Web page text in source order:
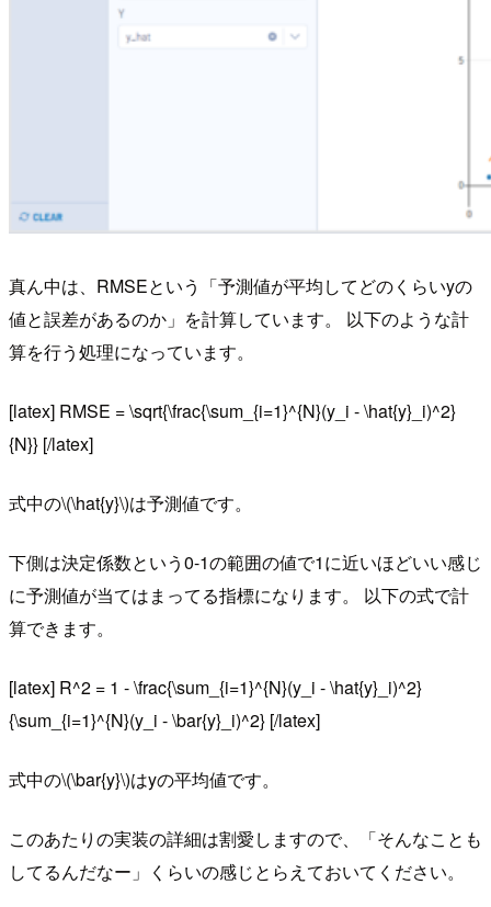
真ん中は、RMSEという「予測値が平均してどのくらいyの
値と誤差があるのか」を計算しています。 以下のような計
算を行う処理になっています。
[latex] RMSE = \sqrt{\frac{\sum_{i=1}^{N}(y_i - \hat{y}_i)^2}
{N}} [/latex]
式中の\(\hat{y}\)は予測値です。
下側は決定係数という0-1の範囲の値で1に近いほどいい感じ
に予測値が当てはまってる指標になります。 以下の式で計
算できます。
[latex] R^2 = 1 - \frac{\sum_{i=1}^{N}(y_i - \hat{y}_i)^2}
{\sum_{i=1}^{N}(y_i - \bar{y}_i)^2} [/latex]
式中の\(\bar{y}\)はyの平均値です。
このあたりの実装の詳細は割愛しますので、「そんなことも
してるんだなー」くらいの感じとらえておいてください。